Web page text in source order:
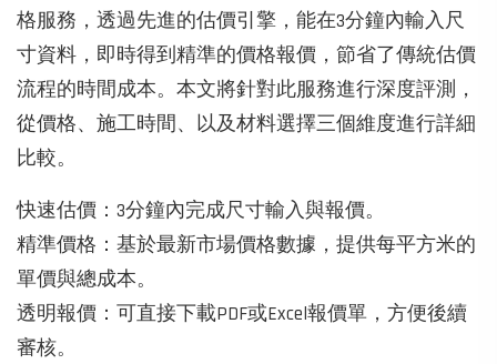
格服務，透過先進的估價引擎，能在3分鐘內輸入尺
寸資料，即時得到精準的價格報價，節省了傳統估價
流程的時間成本。本文將針對此服務進行深度評測，
從價格、施工時間、以及材料選擇三個維度進行詳細
比較。
快速估價：3分鐘內完成尺寸輸入與報價。
精準價格：基於最新市場價格數據，提供每平方米的
單價與總成本。
透明報價：可直接下載PDF或Excel報價單，方便後續
審核。